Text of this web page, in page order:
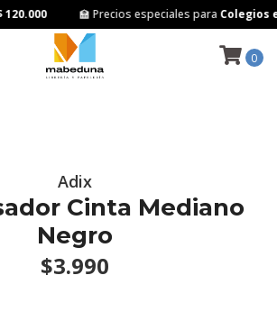
🏫 Precios especiales paraColegios
0
Adix
Cinta Mediano
Negro
$3.990